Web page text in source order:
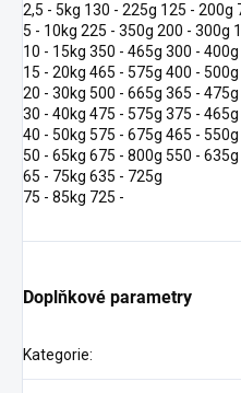
2,5 - 5kg 130 - 225g 125 - 200g
5 - 10kg 225 - 350g 200 - 300g
10 - 15kg 350 - 465g 300 -
15 - 20kg 465 - 575g 400 -
20 - 30kg 500 - 665g 365 -
30 - 40kg 475 - 575g 375 - 465g
40 - 50kg 575 - 675g 465 - 550g
50 - 65kg 675 - 800g 550 - 635g
65 - 75kg 635 - 725g
75 - 85kg 725 -
Doplňkové parametry
Kategorie: